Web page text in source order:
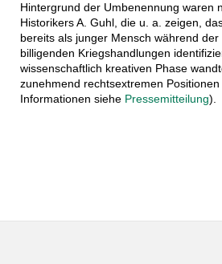
Hintergrund der Umbenennung waren
Historikers A. Guhl, die u. a. zeigen,
bereits als junger Mensch während
billigenden Kriegshandlungen
wissenschaftlich kreativen Phase
zunehmend rechtsextremen
Informationen siehe Pressemitteilung).